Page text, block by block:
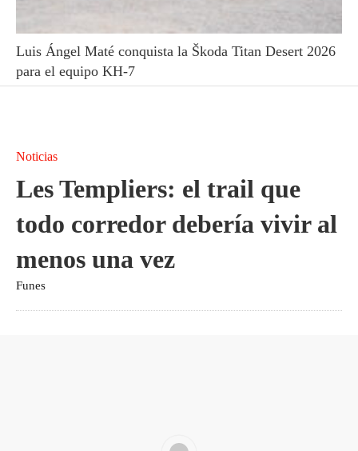
Luis Ángel Maté conquista la Škoda Titan Desert 2026
para el equipo KH-7